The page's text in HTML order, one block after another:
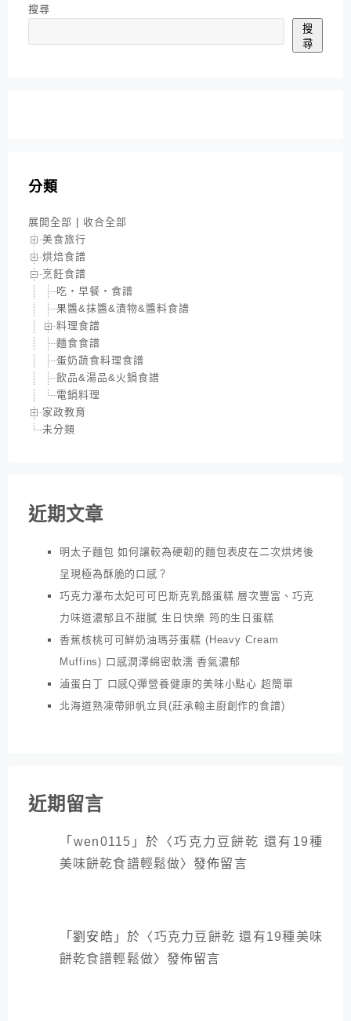
搜尋
搜
尋
分類
展開全部
收合全部
美食旅行
烘焙食譜
烹飪食譜
吃‧早餐‧食譜
果醬&抹醬&漬物&醬料食譜
料理食譜
麵食食譜
蛋奶蔬食料理食譜
飲品&湯品&火鍋食譜
電鍋料理
家政教育
未分類
近期文章
明太子麵包 如何讓較為硬韌的麵包表皮在二次烘烤後
呈現極為酥脆的口感？
巧克力瀑布太妃可可巴斯克乳酪蛋糕 層次豐富、巧克
力味道濃郁且不甜膩 生日快樂 筠的生日蛋糕
香蕉核桃可可鮮奶油瑪芬蛋糕 (Heavy Cream
Muffins) 口感潤澤綿密軟濡 香氣濃郁
滷蛋白丁 口感Q彈營養健康的美味小點心 超簡單
北海道熟凍帶卵帆立貝(莊承翰主廚創作的食譜)
近期留言
「wen0115 」於〈巧克力豆餅乾 還有19種
美味餅乾食譜輕鬆做〉發佈留言
「劉安皓 」於〈巧克力豆餅乾 還有19種美味
餅乾食譜輕鬆做〉發佈留言